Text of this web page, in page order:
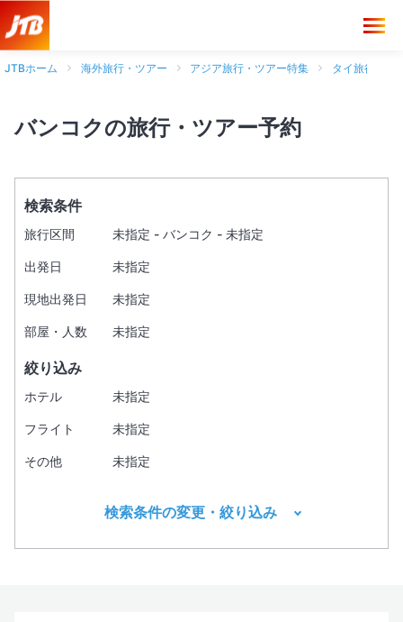
JTBホーム 海外旅行・ツアー アジア旅行・ツアー特集 タイ旅行・ツ
バンコクの旅行・ツアー予約
検索条件
旅行区間 未指定 - バンコク - 未指定
出発日 未指定
現地出発日 未指定
部屋・人数 未指定
絞り込み
ホテル 未指定
フライト 未指定
その他 未指定
検索条件の変更・絞り込み